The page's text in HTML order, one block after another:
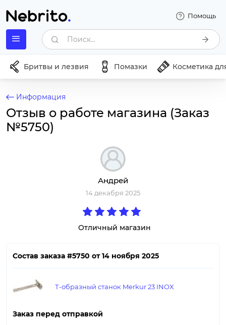
Помощь
Поиск...
Бритвы и лезвия Помазки Косметика
Информация
Отзыв о работе магазина (Заказ
№5750)
Андрей
14 декабря 2025
Отличный магазин
Состав заказа #5750 от 14 ноября 2025
Т-образный станок Merkur 23 INOX
Заказ перед отправкой